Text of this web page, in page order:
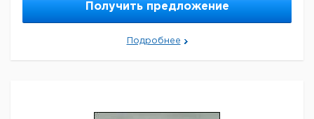
Страна происхождения: Швейцария
Получить предложение
Подробнее